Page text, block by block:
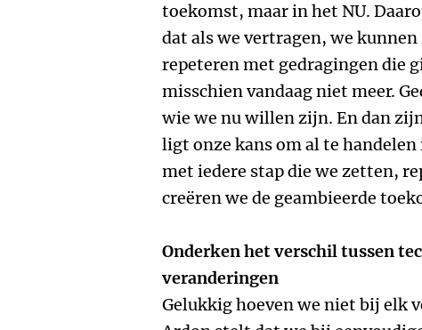
toekomst, maar in het NU.
dat als we vertragen, we
repeteren met gedragingen die
misschien vandaag niet meer.
wie we nu willen zijn. En dan
ligt onze kans om al te
met iedere stap die we zetten,
creëren we de geambieerde
Onderken het verschil tussen
veranderingen
Gelukkig hoeven we niet bij elk